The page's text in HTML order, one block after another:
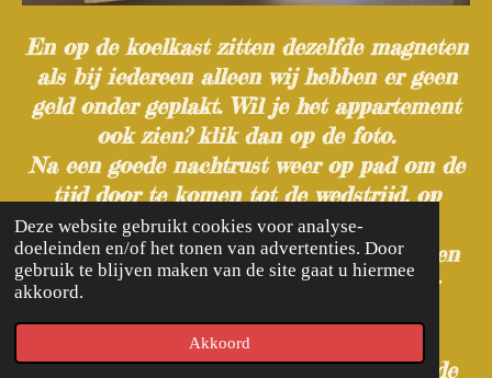
Deze website gebruikt cookies voor analyse-
doeleinden en/of het tonen van advertenties. Door
gebruik te blijven maken van de site gaat u hiermee
akkoord.
Akkoord
En op de koelkast zitten dezelfde magneten
als bij iedereen alleen wij hebben er geen
geld onder geplakt. Wil je het appartement
ook zien? klik dan op de foto.
Na een goede nachtrust weer op pad om de
tijd door te komen tot de wedstrijd, op
bezoek in een fort waar tevens een
oorlogsmuzeum is gevestigd. We geven een
aantal foto's weer, en ook weer zonder
Het fort van Belgrado bestaat uit de oude